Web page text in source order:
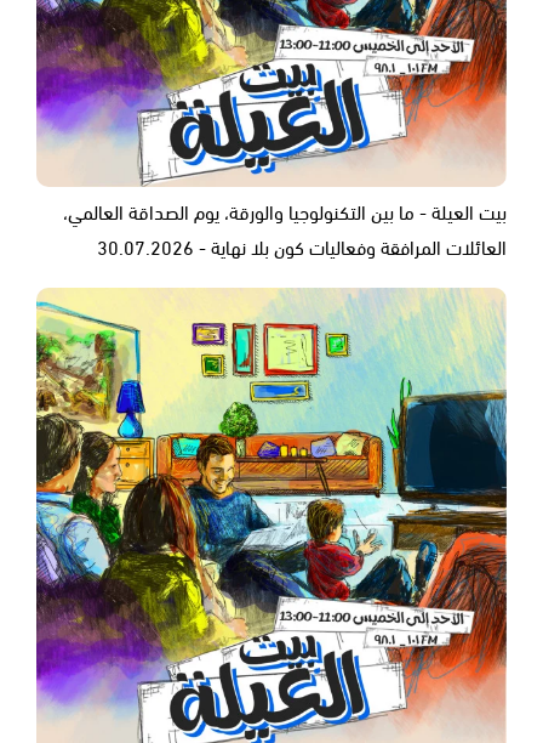
بيت العيلة - ما بين التكنولوجيا والورقة، يوم الصداقة العالمي،
العائلات المرافقة وفعاليات كون بلا نهاية - 30.07.2026